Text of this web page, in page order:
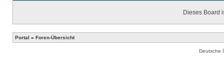
Dieses Board
Portal » Foren-Übersicht
Deutsche